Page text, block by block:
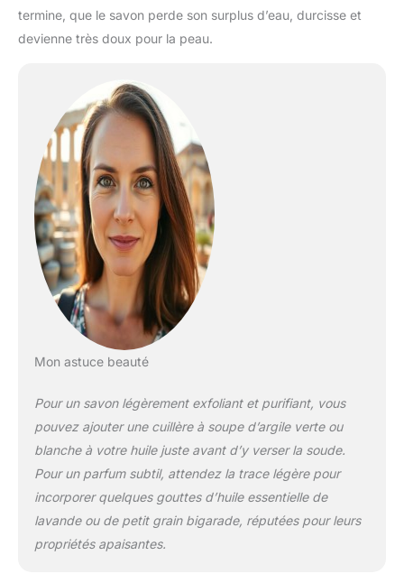
termine, que le savon perde son surplus d’eau, durcisse et
devienne très doux pour la peau.
Mon astuce beauté
Pour un savon légèrement exfoliant et purifiant, vous
pouvez ajouter une cuillère à soupe d’argile verte ou
blanche à votre huile juste avant d’y verser la soude.
Pour un parfum subtil, attendez la trace légère pour
incorporer quelques gouttes d’huile essentielle de
lavande ou de petit grain bigarade, réputées pour leurs
propriétés apaisantes.